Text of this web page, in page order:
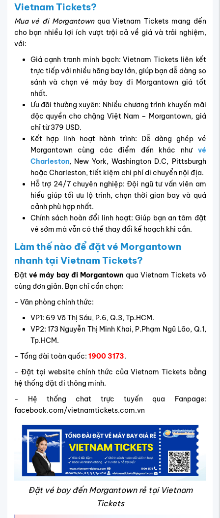
Vietnam Tickets?
Mua vé đi Morgantownqua Vietnam Tickets mang đến
cho bạn nhiều lợi ích vượt trội cả về giá và trải nghiệm,
với:
Giá cạnh tranh minh bạch: Vietnam Tickets liên kết
trực tiếp với nhiều hãng bay lớn, giúp bạn dễ dàng so
sánh và chọn vé máy bay đi Morgantown giá tốt
nhất.
Ưu đãi thường xuyên: Nhiều chương trình khuyến mãi
độc quyền cho chặng Việt Nam – Morgantown, giá
chỉ từ 379 USD.
Kết hợp linh hoạt hành trình: Dễ dàng ghép vé
Morgantown cùng các điểm đến khác như vé
Charleston, New York, Washington D.C, Pittsburgh
hoặc Charleston, tiết kiệm chi phí di chuyển nội địa.
Hỗ trợ 24/7 chuyên nghiệp: Đội ngũ tư vấn viên am
hiểu giúp tối ưu lộ trình, chọn thời gian bay và quá
cảnh phù hợp nhất.
Chính sách hoàn đổi linh hoạt: Giúp bạn an tâm đặt
vé sớm mà vẫn có thể thay đổi kế hoạch khi cần.
Làm thế nào để đặt vé Morgantown
nhanh tại Vietnam Tickets?
Đặt vé máy bay đi Morgantown qua Vietnam Tickets vô
cùng đơn giản. Bạn chỉ cần chọn:
- Văn phòng chính thức:
VP1: 69 Võ Thị Sáu, P.6, Q.3, Tp.HCM.
VP2: 173 Nguyễn Thị Minh Khai, P.Phạm Ngũ Lão, Q.1,
Tp.HCM.
- Tổng đài toàn quốc: 1900 3173.
- Đặt tại website chính thức của Vietnam Tickets bằng
hệ thống đặt đi thông minh.
- Hệ thống chat trực tuyến qua Fanpage:
facebook.com/vietnamtickets.com.vn
Đặt vé bay đến Morgantown rẻ tại Vietnam
Tickets